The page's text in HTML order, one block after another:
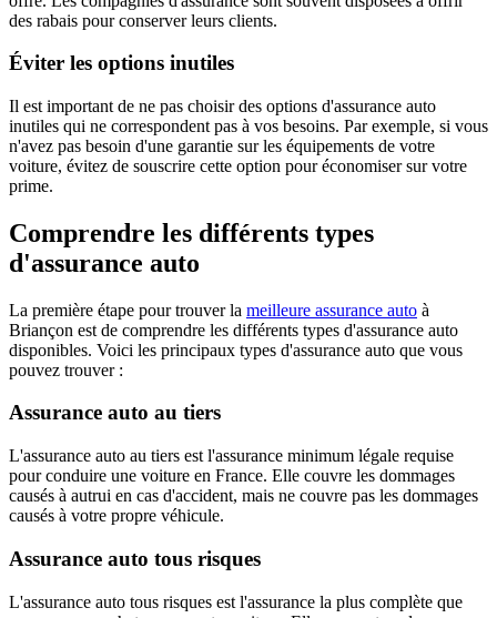
des rabais pour conserver leurs clients.
Éviter les options inutiles
Il est important de ne pas choisir des options d'assurance auto
inutiles qui ne correspondent pas à vos besoins. Par exemple, si vous
n'avez pas besoin d'une garantie sur les équipements de votre
voiture, évitez de souscrire cette option pour économiser sur votre
prime.
Comprendre les différents types
d'assurance auto
La première étape pour trouver la meilleure assurance auto à
Briançon est de comprendre les différents types d'assurance auto
disponibles. Voici les principaux types d'assurance auto que vous
pouvez trouver :
Assurance auto au tiers
L'assurance auto au tiers est l'assurance minimum légale requise
pour conduire une voiture en France. Elle couvre les dommages
causés à autrui en cas d'accident, mais ne couvre pas les dommages
causés à votre propre véhicule.
Assurance auto tous risques
L'assurance auto tous risques est l'assurance la plus complète que